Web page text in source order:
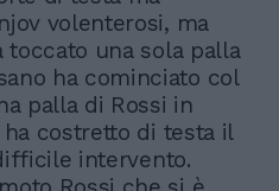
volenterosi, ma
una sola palla
ha cominciato col
palla di Rossi in
costretto di testa il
intervento.